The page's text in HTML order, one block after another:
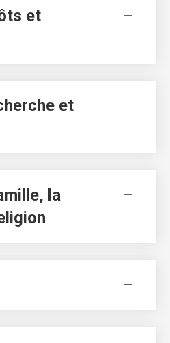
et
et
la